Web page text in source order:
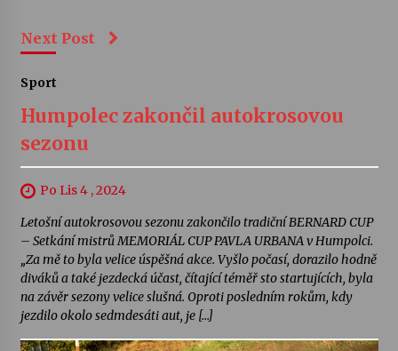
Next Post
Sport
Humpolec zakončil autokrosovou
sezonu
Po Lis 4 , 2024
Letošní autokrosovou sezonu zakončilo tradiční BERNARD CUP
– Setkání mistrů MEMORIÁL CUP PAVLA URBANA v Humpolci.
„Za mě to byla velice úspěšná akce. Vyšlo počasí, dorazilo hodně
diváků a také jezdecká účast, čítající téměř sto startujících, byla
na závěr sezony velice slušná. Oproti posledním rokům, kdy
jezdilo okolo sedmdesáti aut, je […]